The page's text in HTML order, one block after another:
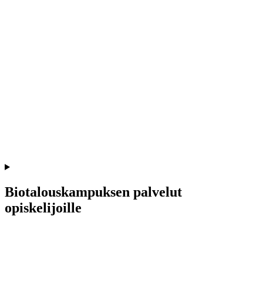
Biotalouskampuksen palvelut
opiskelijoille